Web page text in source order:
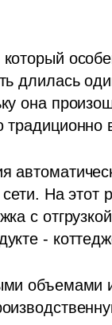
длилась
она
традиционно
На этот
с
-
объемами